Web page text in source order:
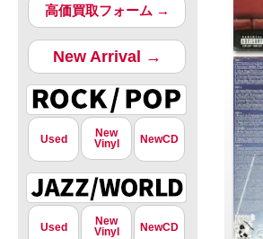
高価買取フォーム →
New Arrival →
Used
New
Vinyl
NewCD
Used
New
Vinyl
NewCD